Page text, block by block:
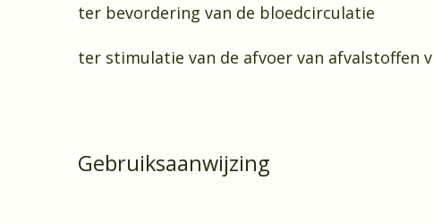
ter bevordering van de bloedcirculatie
ter stimulatie van de afvoer van afvalstoffen
Gebruiksaanwijzing